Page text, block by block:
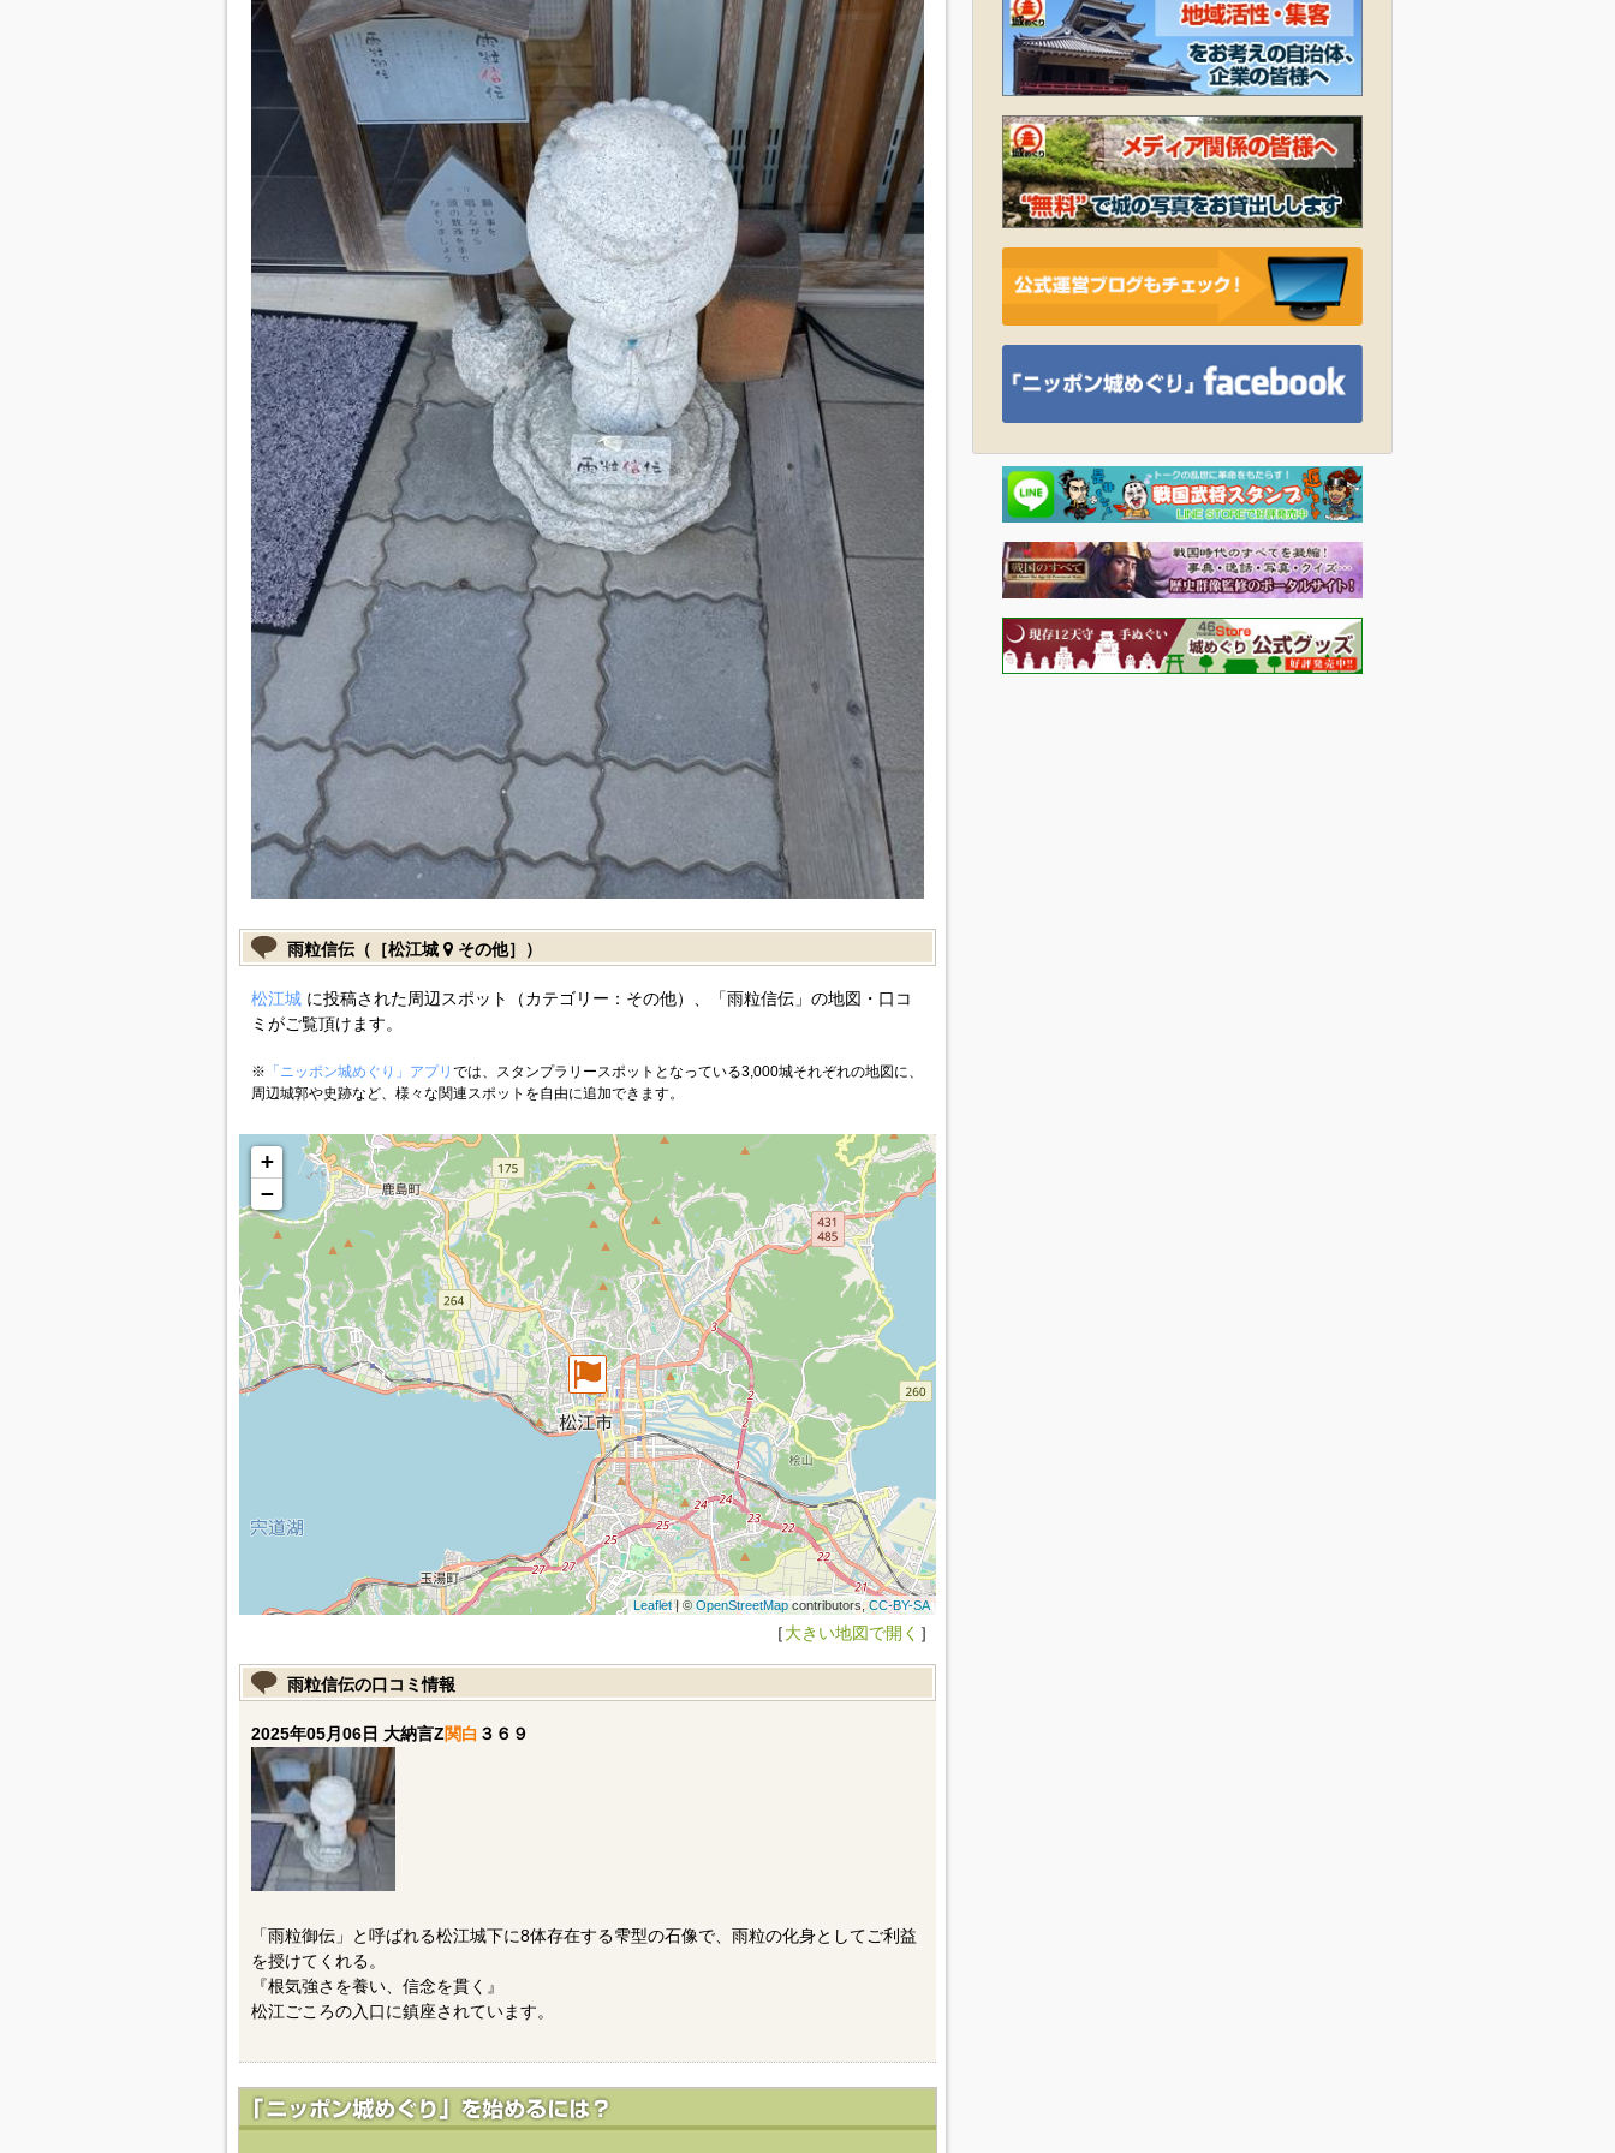
雨粒信伝（［松江城 その他］）
松江城に投稿された周辺スポット（カテゴリー：その他）、「雨粒信伝」の地図・口コ
ミがご覧頂けます。
※ 「ニッポン城めぐり」アプリ では、スタンプラリースポットとなっている3,000城それぞれの地図に、
周辺城郭や史跡など、様々な関連スポットを自由に追加できます。
+
−
Leaflet| ©OpenStreetMapcontributors,CC-BY-SA
［大きい地図で開く ］
雨粒信伝の口コミ情報
2025年05月06日 大納言Z関白 ３６９
「雨粒御伝」と呼ばれる松江城下に8体存在する雫型の石像で、雨粒の化身としてご利益
を授けてくれる。
『根気強さを養い、信念を貫く』
松江ごころの入口に鎮座されています。